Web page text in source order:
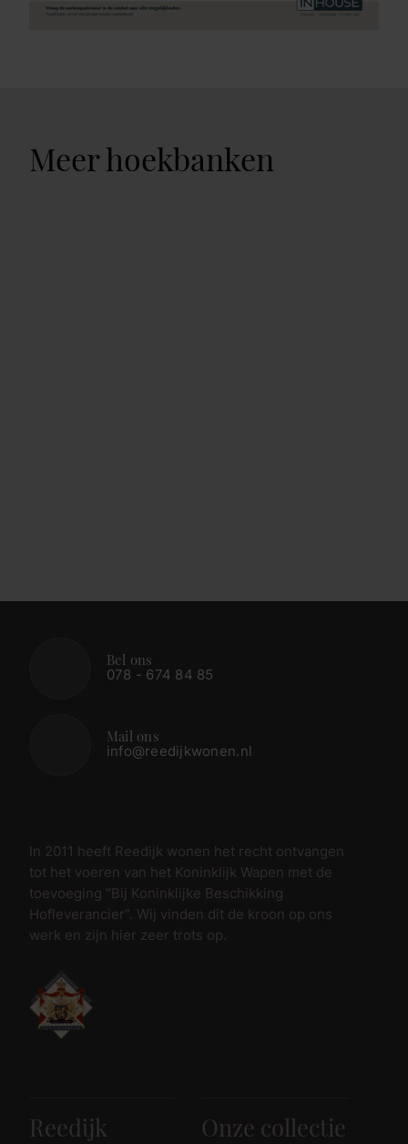
Meer hoekbanken
Bel ons
078 - 674 84 85
Mail ons
info@reedijkwonen.nl
In 2011 heeft Reedijk wonen het recht ontvangen
tot het voeren van het Koninklijk Wapen met de
toevoeging “Bij Koninklijke Beschikking
Hofleverancier”. Wij vinden dit de kroon op ons
werk en zijn hier zeer trots op.
Reedijk
Onze collectie